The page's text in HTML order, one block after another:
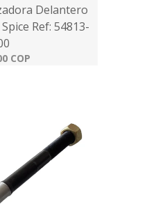
Delantero
Ref: 54813-
COP